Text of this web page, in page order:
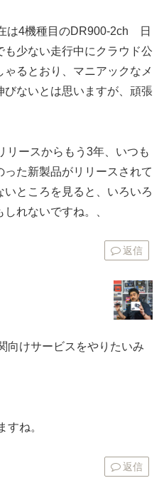
は4機種目のDR900-2ch 日
少ない走行中にクラウド公
るとおり、マニアックなメ
ないとは思いますが、頑張
リースからもう3年、いつも
た新製品がリリースされて
ところを見ると、いろいろ
れないですね。、
返信
向けサービスをやりたいみ
すね。
返信